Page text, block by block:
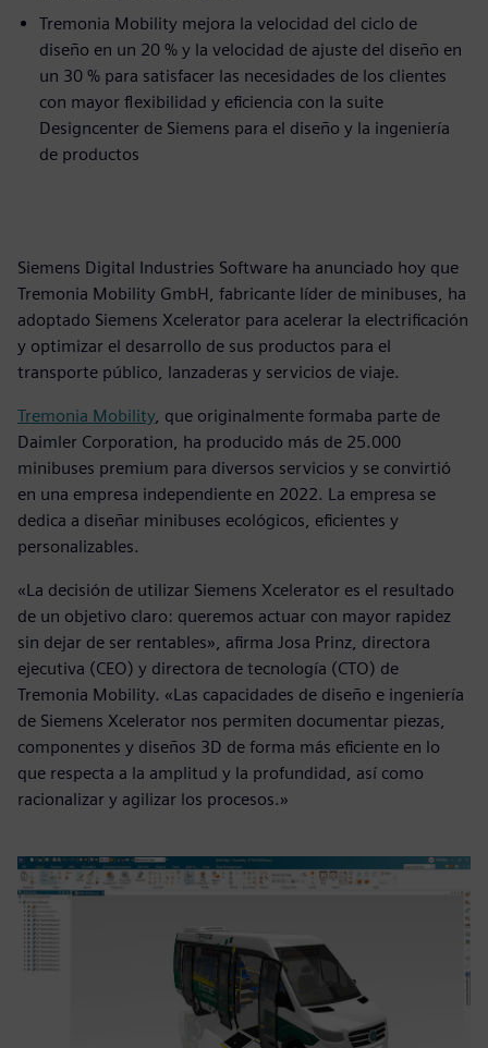
Tremonia Mobility mejora la velocidad del ciclo de
diseño en un 20 % y la velocidad de ajuste del diseño en
un 30 % para satisfacer las necesidades de los clientes
con mayor flexibilidad y eficiencia con la suite
Designcenter de Siemens para el diseño y la ingeniería
de productos
Siemens Digital Industries Software ha anunciado hoy que
Tremonia Mobility GmbH, fabricante líder de minibuses, ha
adoptado Siemens Xcelerator para acelerar la electrificación
y optimizar el desarrollo de sus productos para el
transporte público, lanzaderas y servicios de viaje.
Tremonia Mobility, que originalmente formaba parte de
Daimler Corporation, ha producido más de 25.000
minibuses premium para diversos servicios y se convirtió
en una empresa independiente en 2022. La empresa se
dedica a diseñar minibuses ecológicos, eficientes y
personalizables.
«La decisión de utilizar Siemens Xcelerator es el resultado
de un objetivo claro: queremos actuar con mayor rapidez
sin dejar de ser rentables», afirma Josa Prinz, directora
ejecutiva (CEO) y directora de tecnología (CTO) de
Tremonia Mobility. «Las capacidades de diseño e ingeniería
de Siemens Xcelerator nos permiten documentar piezas,
componentes y diseños 3D de forma más eficiente en lo
que respecta a la amplitud y la profundidad, así como
racionalizar y agilizar los procesos.»